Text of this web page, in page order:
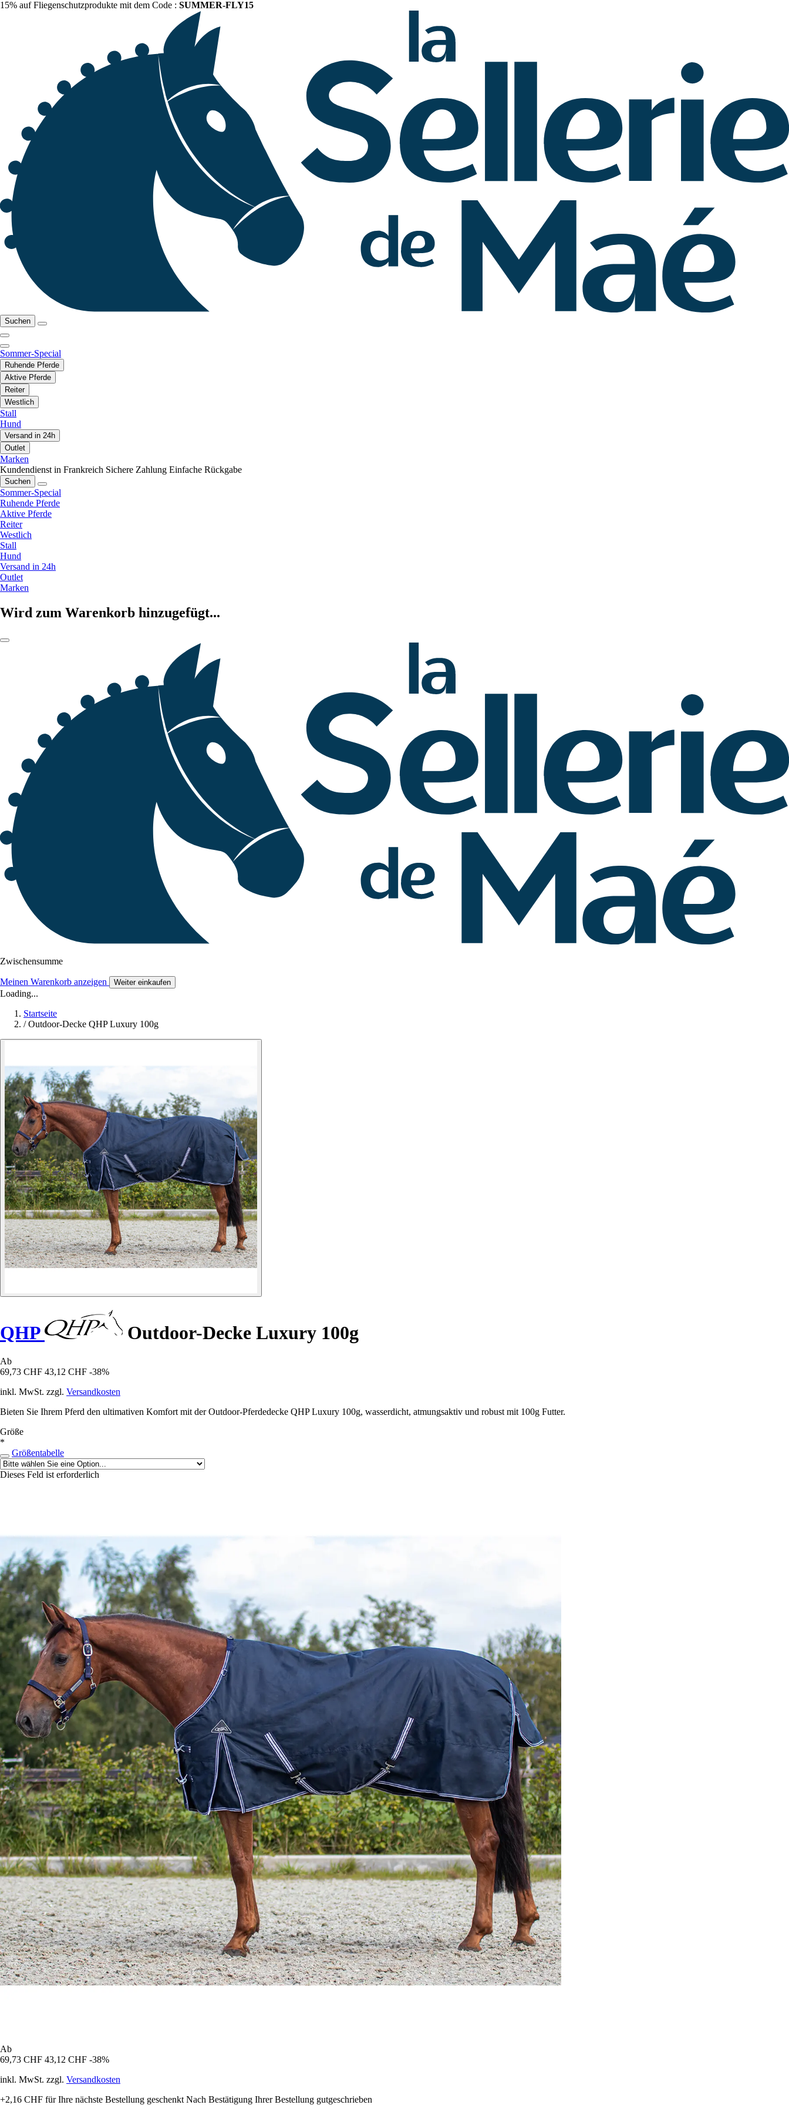
15% auf Fliegenschutzprodukte mit dem Code : SUMMER-FLY15
Suchen
Sommer-Special
Ruhende Pferde
Aktive Pferde
Reiter
Westlich
Stall
Hund
Versand in 24h
Outlet
Marken
Kundendienst in Frankreich Sichere Zahlung Einfache Rückgabe
Suchen
Sommer-Special
Ruhende Pferde
Aktive Pferde
Reiter
Westlich
Stall
Hund
Versand in 24h
Outlet
Marken
Wird zum Warenkorb hinzugefügt...
Zwischensumme
Meinen Warenkorb anzeigen Weiter einkaufen
Loading...
Startseite
/ Outdoor-Decke QHP Luxury 100g
QHP Outdoor-Decke Luxury 100g
Ab
69,73 CHF 43,12 CHF -38%
inkl. MwSt. zzgl. Versandkosten
Bieten Sie Ihrem Pferd den ultimativen Komfort mit der Outdoor-Pferdedecke QHP Luxury 100g, wasserdicht, atmungsaktiv und robust mit 100g Futter.
Größe
*
Größentabelle
Dieses Feld ist erforderlich
Ab
69,73 CHF 43,12 CHF -38%
inkl. MwSt. zzgl. Versandkosten
+2,16 CHF für Ihre nächste Bestellung geschenkt Nach Bestätigung Ihrer Bestellung gutgeschrieben